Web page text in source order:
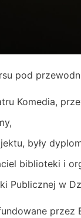
pod
Komedia,
były
biblioteki i
Publicznej w